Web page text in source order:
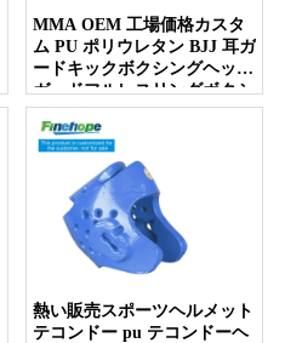
MMA OEM 工場価格カスタ
ム PU ポリウレタン BJJ 耳ガ
ードキックボクシングヘッド
ガードフルレスリングボクシ
ングヘッドギア耳ガード
熱い販売スポーツヘルメット
テコンドー pu テコンドーヘ